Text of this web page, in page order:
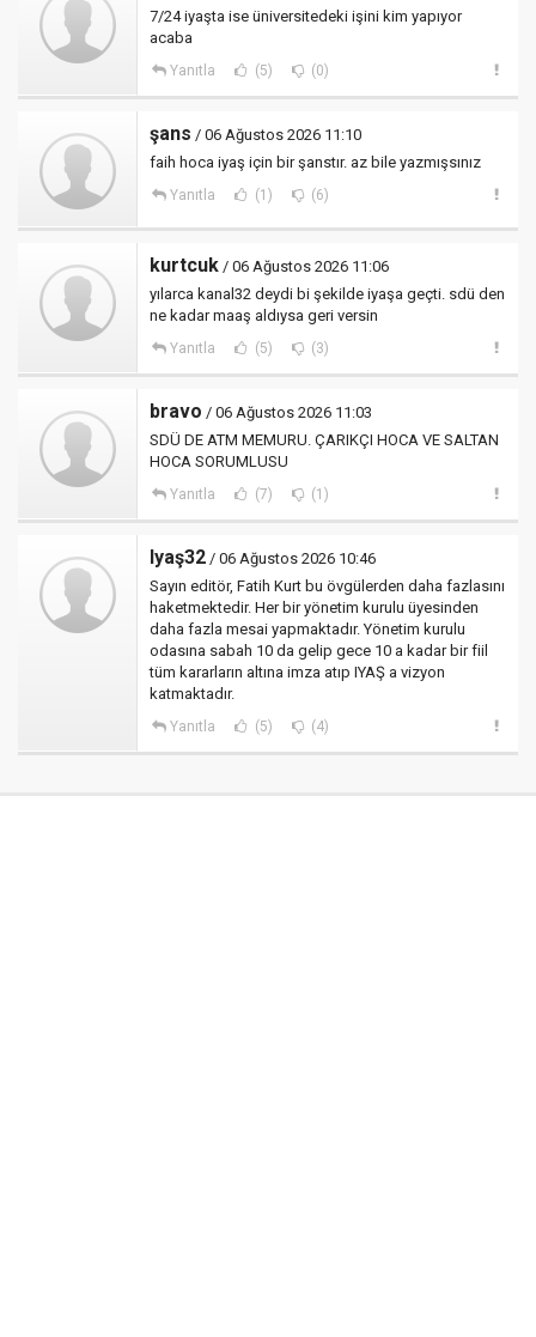
7/24 iyaşta ise üniversitedeki işini kim yapıyor
acaba
Yanıtla (5) (0)
şans / 06 Ağustos 2026 11:10
faih hoca iyaş için bir şanstır. az bile yazmışsınız
Yanıtla (1) (6)
kurtcuk / 06 Ağustos 2026 11:06
yılarca kanal32 deydi bi şekilde iyaşa geçti. sdü den
ne kadar maaş aldıysa geri versin
Yanıtla (5) (3)
bravo / 06 Ağustos 2026 11:03
SDÜ DE ATM MEMURU. ÇARIKÇI HOCA VE SALTAN
HOCA SORUMLUSU
Yanıtla (7) (1)
Iyaş32 / 06 Ağustos 2026 10:46
Sayın editör, Fatih Kurt bu övgülerden daha fazlasını
haketmektedir. Her bir yönetim kurulu üyesinden
daha fazla mesai yapmaktadır. Yönetim kurulu
odasına sabah 10 da gelip gece 10 a kadar bir fiil
tüm kararların altına imza atıp IYAŞ a vizyon
katmaktadır.
Yanıtla (5) (4)